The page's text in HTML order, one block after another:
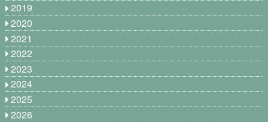
2019
2020
2021
2022
2023
2024
2025
2026